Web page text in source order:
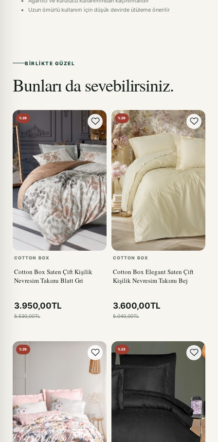
Uzun ömürlü kullanım için düşük devirde ütüleme önerilir
BIRLIKTE GÜZEL
Bunları da sevebilirsiniz.
%29
COTTON BOX
Cotton Box Saten Çift Kişilik
Nevresim Takımı Blatt Gri
3.950,00TL
5.530,00TL
%29
COTTON BOX
Cotton Box Elegant Saten Çift
Kişilik Nevresim Takımı Bej
3.600,00TL
5.040,00TL
%29 %23